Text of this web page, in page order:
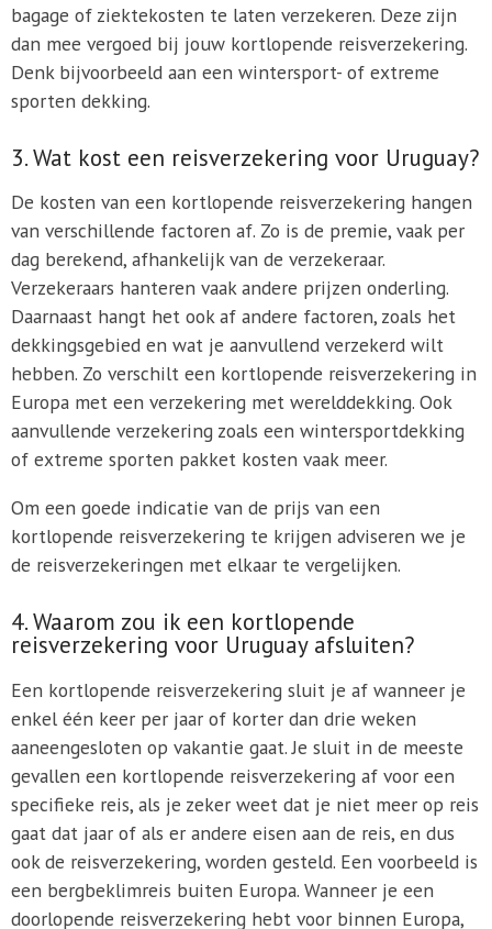
bagage of ziektekosten te laten verzekeren. Deze zijn
dan mee vergoed bij jouw kortlopende reisverzekering.
Denk bijvoorbeeld aan een wintersport- of extreme
sporten dekking.
3. Wat kost een reisverzekering voor Uruguay?
De kosten van een kortlopende reisverzekering hangen
van verschillende factoren af. Zo is de premie, vaak per
dag berekend, afhankelijk van de verzekeraar.
Verzekeraars hanteren vaak andere prijzen onderling.
Daarnaast hangt het ook af andere factoren, zoals het
dekkingsgebied en wat je aanvullend verzekerd wilt
hebben. Zo verschilt een kortlopende reisverzekering in
Europa met een verzekering met werelddekking. Ook
aanvullende verzekering zoals een wintersportdekking
of extreme sporten pakket kosten vaak meer.
Om een goede indicatie van de prijs van een
kortlopende reisverzekering te krijgen adviseren we je
de reisverzekeringen met elkaar te vergelijken.
4. Waarom zou ik een kortlopende
reisverzekering voor Uruguay afsluiten?
Een kortlopende reisverzekering sluit je af wanneer je
enkel één keer per jaar of korter dan drie weken
aaneengesloten op vakantie gaat. Je sluit in de meeste
gevallen een kortlopende reisverzekering af voor een
specifieke reis, als je zeker weet dat je niet meer op reis
gaat dat jaar of als er andere eisen aan de reis, en dus
ook de reisverzekering, worden gesteld. Een voorbeeld is
een bergbeklimreis buiten Europa. Wanneer je een
doorlopende reisverzekering hebt voor binnen Europa,